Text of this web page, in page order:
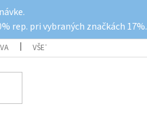
rep. pri vybraných značkách 17%.
VŠETKO O NÁKUPE